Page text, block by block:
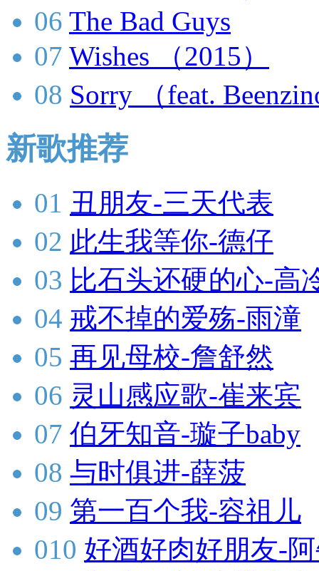
06 The Bad Guys
07 Wishes （2015）
08 Sorry （feat.
新歌推荐
01 丑朋友-三天代表
02 此生我等你-德仔
03 比石头还硬的心-高
04 戒不掉的爱殇-雨潼
05 再见母校-詹舒然
06 灵山感应歌-崔来宾
07 伯牙知音-璇子baby
08 与时俱进-薛菠
09 第一百个我-容祖儿
010 好酒好肉好朋友-